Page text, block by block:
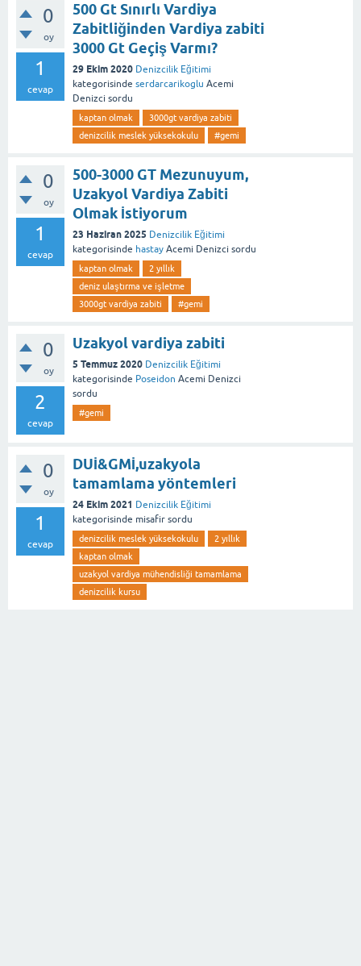
0
oy
1
cevap
500 Gt Sınırlı Vardiya
Zabitliğinden Vardiya zabiti
3000 Gt Geçiş Varmı?
29 Ekim 2020 Denizcilik Eğitimi
kategorisinde serdarcarikoglu Acemi
Denizci sordu
kaptan olmak
3000gt vardiya zabiti
denizcilik meslek yüksekokulu
#gemi
0
oy
1
cevap
500-3000 GT Mezunuyum,
Uzakyol Vardiya Zabiti
Olmak İstiyorum
23 Haziran 2025 Denizcilik Eğitimi
kategorisinde hastay Acemi Denizci sordu
kaptan olmak
2 yıllık
deniz ulaştırma ve işletme
3000gt vardiya zabiti
#gemi
0
oy
2
cevap
Uzakyol vardiya zabiti
5 Temmuz 2020 Denizcilik Eğitimi
kategorisinde Poseidon Acemi Denizci
sordu
#gemi
0
oy
1
cevap
DUİ&GMİ,uzakyola
tamamlama yöntemleri
24 Ekim 2021 Denizcilik Eğitimi
kategorisinde misafir sordu
denizcilik meslek yüksekokulu
2 yıllık
kaptan olmak
uzakyol vardiya mühendisliği tamamlama
denizcilik kursu